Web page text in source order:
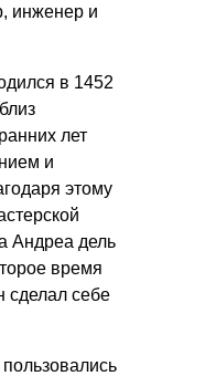
инженер и
в 1452
лет
и
этому
Андреа дель
время
сделал себе